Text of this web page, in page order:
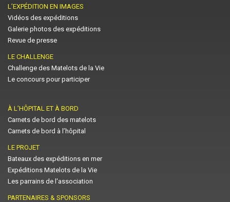
L’EXPÉDITION EN IMAGES
Vidéos des expéditions
Galerie photos des expéditions
Revue de presse
LE CHALLENGE
Challenge des Matelots de la Vie
Le concours pour participer
À L’HÔPITAL ET À BORD
Carnets de bord des matelots
Carnets de bord à l’hôpital
LE PROJET
Bateaux des expéditions en mer
Expéditions Matelots de la Vie
Les parrains de l'association
PARTENAIRES & SPONSORS